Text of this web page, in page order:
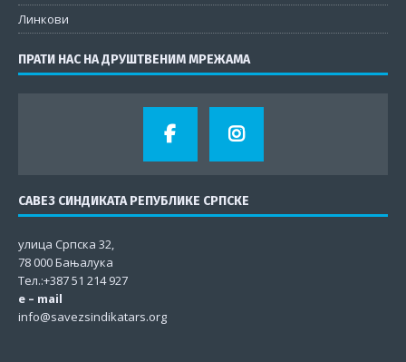
Линкови
ПРАТИ НАС НА ДРУШТВЕНИМ МРЕЖАМА
САВЕЗ СИНДИКАТА РЕПУБЛИКЕ СРПСКЕ
улица Српска 32,
78 000 Бањалука
Тел.:+387 51 214 927
e – mail
info@savezsindikatars.org